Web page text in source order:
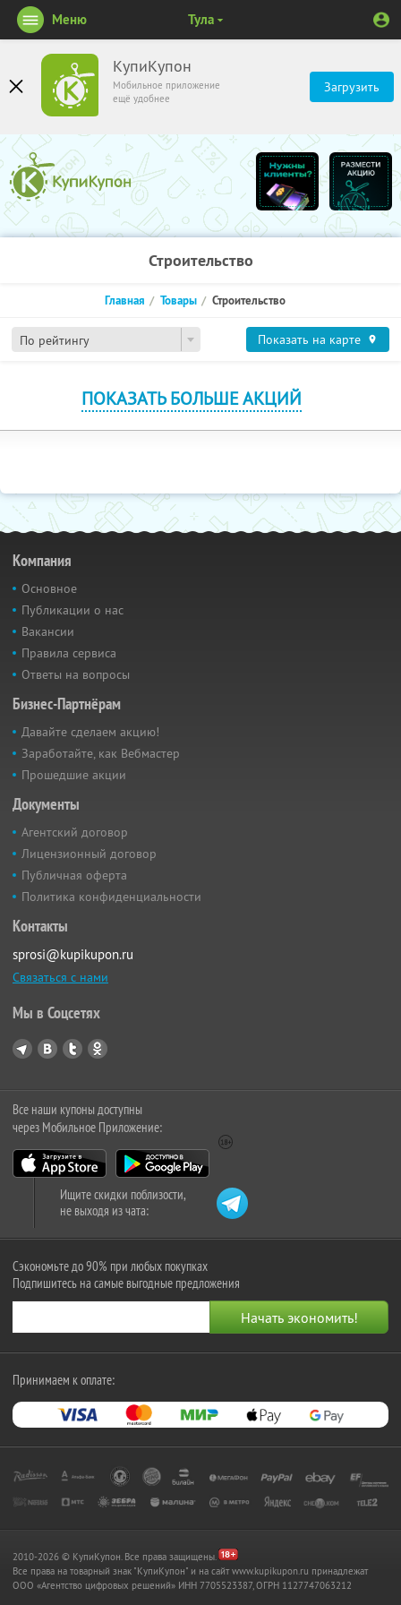
КупиКупон
Мобильное приложение
ещё удобнее
Загрузить
Меню Тула
Строительство
По рейтингу
Главная Товары Строительство
Показать на карте
ПОКАЗАТЬ БОЛЬШЕ АКЦИЙ
Компания
Основное
Публикации о нас
Вакансии
Правила сервиса
Ответы на вопросы
Бизнес-Партнёрам
Давайте сделаем акцию!
Заработайте, как Вебмастер
Прошедшие акции
Документы
Агентский договор
Лицензионный договор
Публичная оферта
Политика конфиденциальности
Контакты
sprosi@kupikupon.ru
Связаться с нами
Мы в Соцсетях
Все наши купоны доступны
через Мобильное Приложение:
Ищите скидки поблизости,
не выходя из чата:
Сэкономьте до 90% при любых покупках
Подпишитесь на самые выгодные предложения
Принимаем к оплате:
2010-2026 © КупиКупон. Все права защищены.
Все права на товарный знак "КупиКупон" и на сайт www.kupikupon.ru принадлежат
OOO «Агентство цифровых решений» ИНН 7705523387, ОГРН 1127747063212